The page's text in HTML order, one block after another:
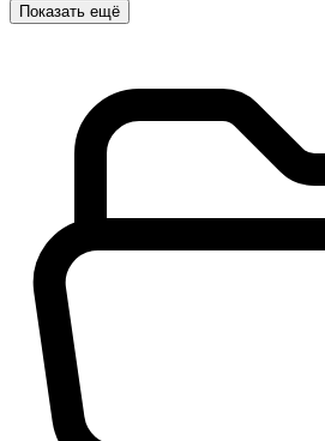
Показать ещё